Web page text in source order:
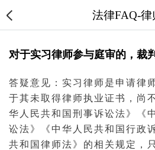
法律FAQ-
对于实习律师参与庭审的，裁
答疑意见：实习律师是申请律
于其未取得律师执业证书，尚
华人民共和国刑事诉讼法》《
讼法》《中华人民共和国行政
共和国律师法》的相关规定，